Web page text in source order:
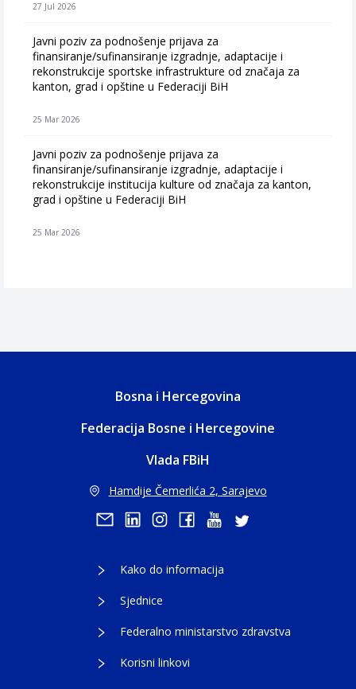
27 Jul 2026
Javni poziv za podnošenje prijava za
finansiranje/sufinansiranje izgradnje, adaptacije i
rekonstrukcije sportske infrastrukture od značaja za
kanton, grad i opštine u Federaciji BiH
25 Mar 2026
Javni poziv za podnošenje prijava za
finansiranje/sufinansiranje izgradnje, adaptacije i
rekonstrukcije institucija kulture od značaja za kanton,
grad i opštine u Federaciji BiH
25 Mar 2026
Bosna i Hercegovina
Federacija Bosne i Hercegovine
Vlada FBiH
Hamdije Čemerlića 2, Sarajevo
Kako do informacija
Sjednice
Federalno ministarstvo zdravstva
Korisni linkovi